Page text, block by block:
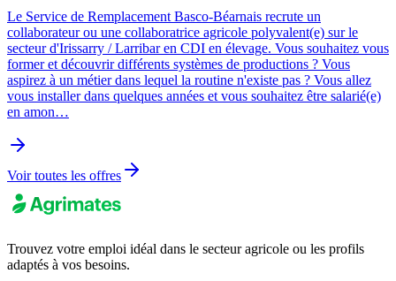
Le Service de Remplacement Basco-Béarnais recrute un
collaborateur ou une collaboratrice agricole polyvalent(e) sur le
secteur d'Irissarry / Larribar en CDI en élevage. Vous souhaitez vous
former et découvrir différents systèmes de productions ? Vous
aspirez à un métier dans lequel la routine n'existe pas ? Vous allez
vous installer dans quelques années et vous souhaitez être salarié(e)
en amon…
Voir toutes les offres
Trouvez votre emploi idéal dans le secteur agricole ou les profils
adaptés à vos besoins.